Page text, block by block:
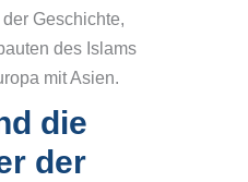
Geschichte,
des Islams
mit Asien.
die
der